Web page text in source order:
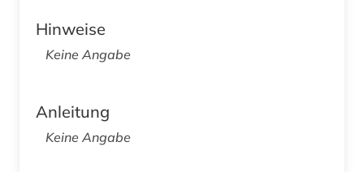
Hinweise
Keine Angabe
Anleitung
Keine Angabe